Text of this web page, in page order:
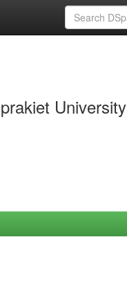
University